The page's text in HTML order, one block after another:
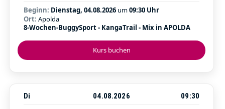
Kurs buchen
Beginn: Dienstag, 04.08.2026 um09:30 Uhr
Ort: Apolda
8-Wochen-BuggySport - KangaTrail - Mix in APOLDA
Di 04.08.2026 09:30